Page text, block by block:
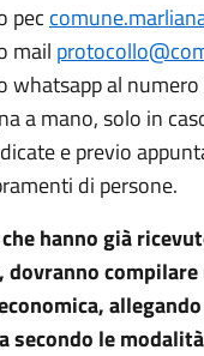
pec
mail
whatsapp al
a mano, solo in
e previo
di persone.
hanno già
dovranno
secondo le